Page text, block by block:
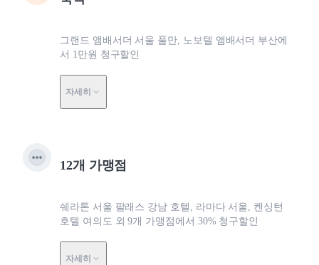
그랜드 앰배서더 서울 풀만, 노보텔 앰배서더 부산에
서 1만원 청구할인
자세히
12개 가맹점
쉐라톤 서울 팔래스 강남 호텔, 라마다 서울, 켄싱턴
호텔 여의도 외 9개 가맹점에서 30% 청구할인
자세히